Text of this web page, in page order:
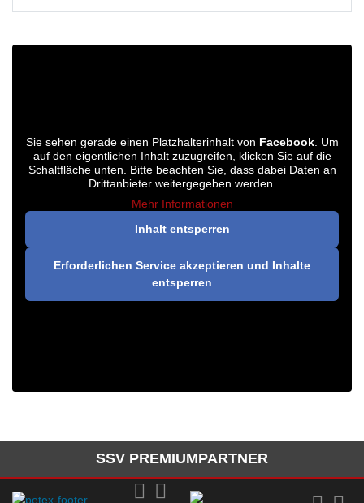
Sie sehen gerade einen Platzhalterinhalt von Facebook. Um
auf den eigentlichen Inhalt zuzugreifen, klicken Sie auf die
Schaltfläche unten. Bitte beachten Sie, dass dabei Daten an
Drittanbieter weitergegeben werden.
Mehr Informationen
Inhalt entsperren
Erforderlichen Service akzeptieren und Inhalte
entsperren
SSV PREMIUMPARTNER